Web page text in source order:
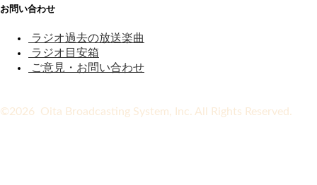
お問い合わせ
ラジオ過去の放送楽曲
ラジオ目安箱
ご意見・お問い合わせ
©2026 Oita Broadcasting System, Inc. All Rights Reserved.